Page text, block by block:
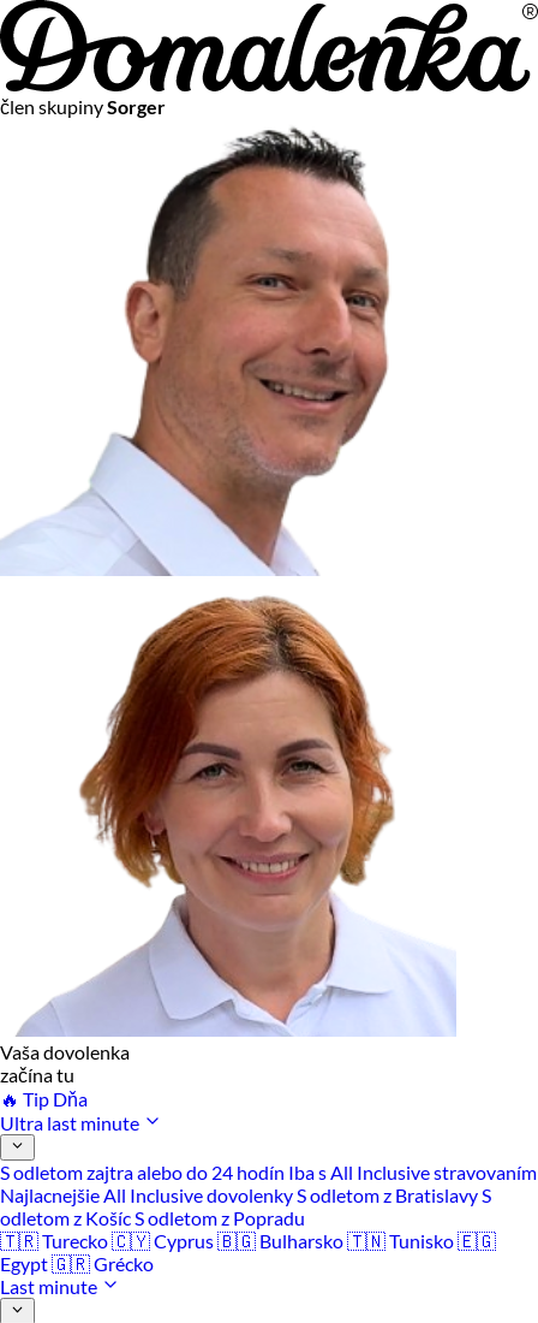
člen skupinySorger
Vaša dovolenka
začína tu
🔥 Tip Dňa
Ultra last minute
S odletom zajtra alebo do 24 hodín Iba s All Inclusive stravovaním
Najlacnejšie All Inclusive dovolenkyS odletom z BratislavyS
odletom z KošícS odletom z Popradu
🇹🇷 Turecko🇨🇾 Cyprus🇧🇬 Bulharsko🇹🇳 Tunisko🇪🇬
Egypt🇬🇷 Grécko
Last minute
Na vašom súkromí nám záleží
Chceme vám neustále poskytovať tie najlepšie služby.
Vzhľadom k platnej legislatíve od vás ale potrebujeme súhlas
s používaním súborov cookies.
Viac o personalizácii a meraní
Aby sme vedeli, čo sa deje na webových stránkach a aby sme
vám mohli prispôsobiť ponuky na mieru či reklamu,
používame cookies a taktiežslužby spoločnosti Google
Čo sú cookies?
Cookies sú malé textové súbory, ktoré môžu byť používané
webovými stránkami, aby zefektívnili používateľský zážitok.
Vďaka cookies vám môžeme ponúkať služby podľa toho, čo
naozaj hľadáte a chcete nájsť.
Kedykoľvek sa môžete slobodne rozhodnúť, ktoré typy
používania cookies chcete umožniť.
Zákon uvádza, že môžeme ukladať cookies na vašom
zariadení, pokiaľ sú nevyhnutne nutné pre prevádzku tejto
Cookies, ktoré používame
Technické a nevyhnutné cookies
Analytické a marketingové cookies
Reklamné úložisko
Reklamné používateľské dáta
Personalizácia reklám
Povoliť vybrané
Odmietnuť